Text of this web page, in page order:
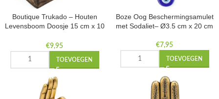
Boutique Trukado – Houten
Levensboom Doosje 15 cm x 10
€9,95
TOEVOEGEN
Boze Oog Beschermingsamulet
met Sodaliet– Ø3.5 cm x 20 cm
€7,95
TOEVOEGEN